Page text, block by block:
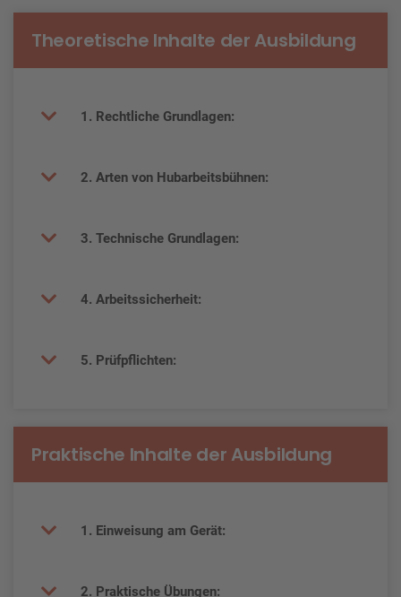
Theoretische Inhalte der Ausbildung
1. Rechtliche Grundlagen:
2. Arten von Hubarbeitsbühnen:
3. Technische Grundlagen:
4. Arbeitssicherheit:
5. Prüfpflichten:
Praktische Inhalte der Ausbildung
1. Einweisung am Gerät:
2. Praktische Übungen: